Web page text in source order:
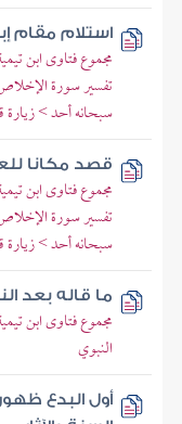
استلام مقام
مجموع فتاوى ابن
تفسير سورة
سبحانه أحد > زيارة
قصد مكانا
مجموع فتاوى ابن
تفسير سورة
سبحانه أحد > زيارة
ما قاله بعد
مجموع فتاوى ابن
النبوي
أول البدع